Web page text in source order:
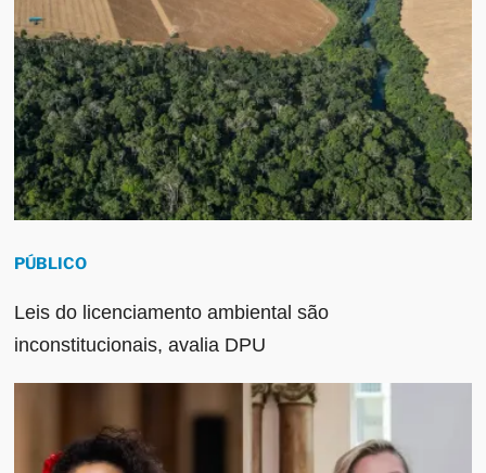
PÚBLICO
Leis do licenciamento ambiental são
inconstitucionais, avalia DPU